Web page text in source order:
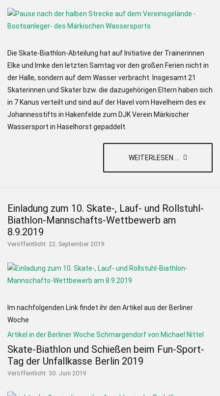
Die Skate-Biathlon-Abteilung hat auf Initiative der Trainerinnen
Elke und Imke den letzten Samtag vor den großen Ferien nicht in
der Halle, sondern auf dem Wasser verbracht. Insgesamt 21
Skaterinnen und Skater bzw. die dazugehörigen Eltern haben sich
in 7 Kanus verteilt und sind auf der Havel vom Havelheim des ev.
Johannesstifts in Hakenfelde zum DJK Verein Märkischer
Wassersport in Haselhorst gepaddelt.
WEITERLESEN ...
Einladung zum 10. Skate-, Lauf- und Rollstuhl-
Biathlon-Mannschafts-Wettbewerb am
8.9.2019
Veröffentlicht: 22. September 2019
Im nachfolgenden Link findet ihr den Artikel aus der Berliner
Woche
Artikel in der Berliner Woche Schmargendorf von Michael Nittel
Skate-Biathlon und Schießen beim Fun-Sport-
Tag der Unfallkasse Berlin 2019
Veröffentlicht: 30. Juni 2019